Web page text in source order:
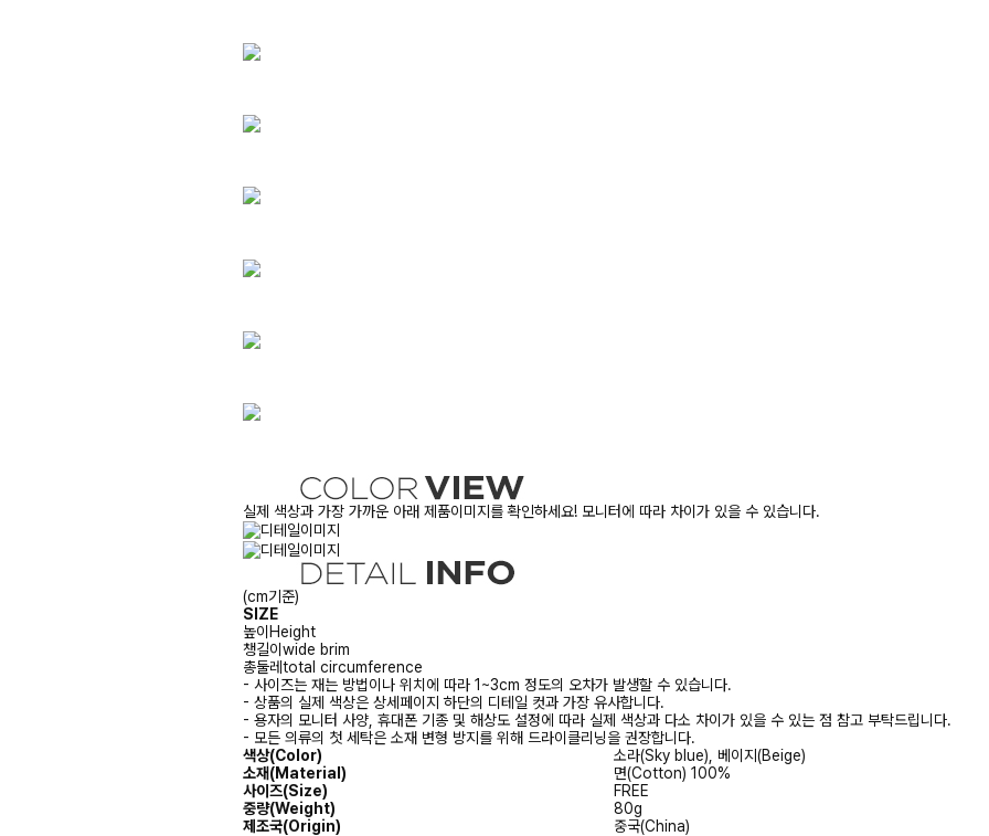
실제 색상과 가장 가까운 아래 제품이미지를 확인하세요! 모니터에 따라 차이가 있을 수 있습니다.
(cm기준)
SIZE
높이 Height
챙길이 wide brim
총둘레total circumference
- 사이즈는 재는 방법이나 위치에 따라 1~3cm 정도의 오차가 발생할 수 있습니다.
- 상품의 실제 색상은 상세페이지 하단의 디테일 컷과 가장 유사합니다.
- 용자의 모니터 사양, 휴대폰 기종 및 해상도 설정에 따라 실제 색상과 다소 차이가 있을 수 있는 점 참고 부탁드립니다.
- 모든 의류의 첫 세탁은 소재 변형 방지를 위해 드라이클리닝을 권장합니다.
색상(Color)
소라(Sky blue), 베이지(Beige)
소재(Material)
면(Cotton) 100%
사이즈(Size)
FREE
중량(Weight)
80g
제조국(Origin)
중국(China)